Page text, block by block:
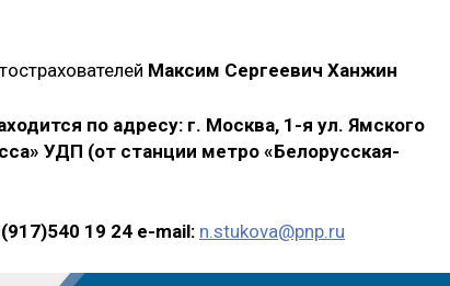
Максим Сергеевич Ханжин
по адресу: г. Москва, 1-я ул. Ямского
УДП (от станции метро «Белорусская-
19 24 e-mail: n.stukova@pnp.ru